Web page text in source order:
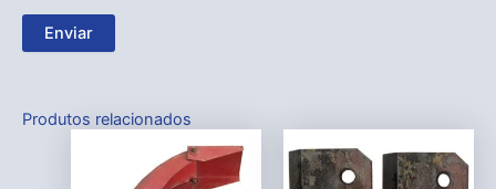
Produtos relacionados